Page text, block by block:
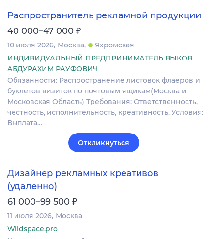
Распространитель рекламной продукции
40 000–47 000 ₽
10 июля 2026 Москва
Яхромская
ИНДИВИДУАЛЬНЫЙ ПРЕДПРИНИМАТЕЛЬ ВЫКОВ
АБДУРАХИМ РАУФОВИЧ
Обязанности: Распространение листовок флаеров и
буклетов визиток по почтовым ящикам(Москва и
Московская Область) Требования: Ответственность,
честность, исполнительность, креативность. Условия:
Выплата…
Откликнуться
Дизайнер рекламных креативов
(удаленно)
61 000–99 500 ₽
11 июля 2026 Москва
Wildspace.pro